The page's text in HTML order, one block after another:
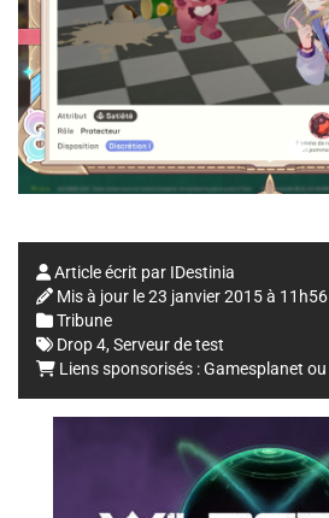
Article écrit par IDestinia
Mis à jour le23 janvier 2015 à 11h56
Tribune
Drop 4, Serveur de test
Liens sponsorisés :Gamesplanet ou